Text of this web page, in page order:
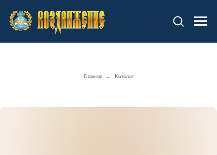
Главная → Каталог